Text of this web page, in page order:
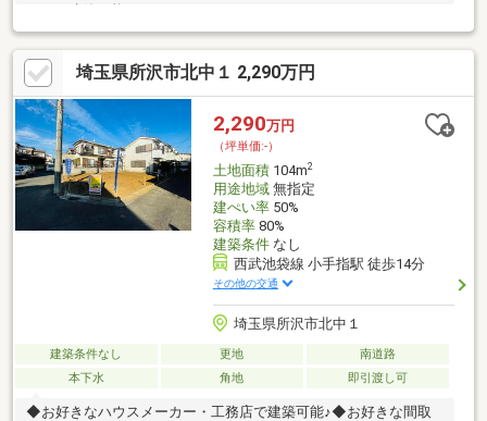
ーにて建築可能
埼玉県所沢市北中１ 2,290万円
2,290万円
（坪単価:-）
土地面積104m2
用途地域無指定
建ぺい率50%
容積率80%
建築条件なし
西武池袋線 小手指駅 徒歩14分
その他の交通
埼玉県所沢市北中１
建築条件なし 更地
南道路
本下水
角地 即引渡し可
◆お好きなハウスメーカー・工務店で建築可能♪◆お好きな間取